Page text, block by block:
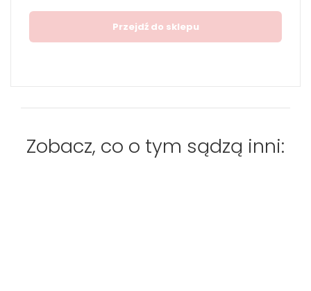
Przejdź do sklepu
Zobacz, co o tym sądzą inni: